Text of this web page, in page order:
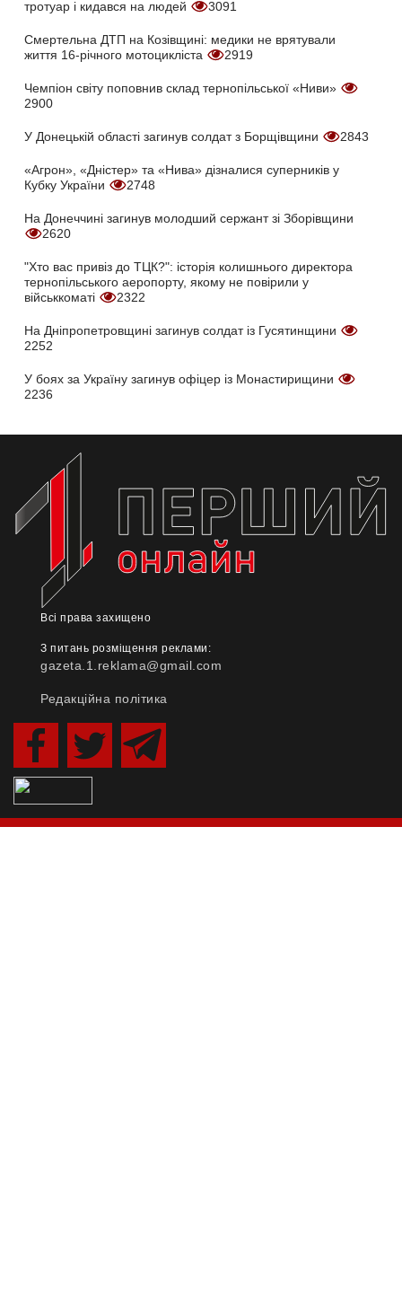
тротуар і кидався на людей 3091
Смертельна ДТП на Козівщині: медики не врятували
життя 16-річного мотоцикліста
2919
Чемпіон світу поповнив склад тернопільської «Ниви»
2900
У Донецькій області загинув солдат з Борщівщини 2843
«Агрон», «Дністер» та «Нива» дізналися суперників у
Кубку України
2748
На Донеччині загинув молодший сержант зі Зборівщини
2620
"Хто вас привіз до ТЦК?": історія колишнього директора
тернопільського аеропорту, якому не повірили у
військкоматі
2322
На Дніпропетровщині загинув солдат із Гусятинщини
2252
У боях за Україну загинув офіцер із Монастирищини
2236
Всі права захищено
З питань розміщення реклами:
gazeta.1.reklama@gmail.com
Редакційна політика